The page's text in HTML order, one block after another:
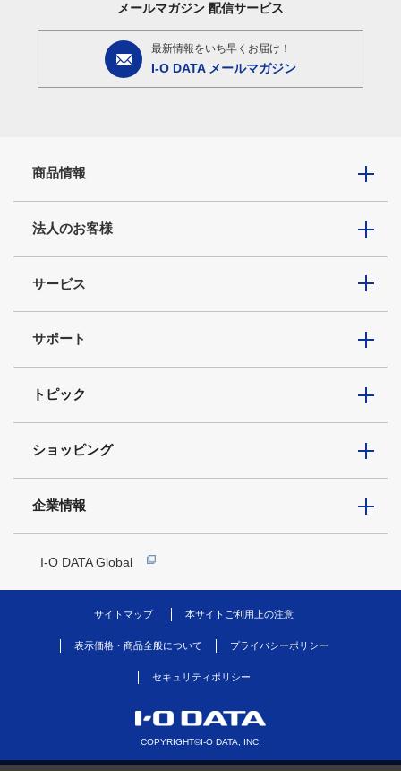
メールマガジン 配信サービス
最新情報をいち早くお届け！
I-O DATA メールマガジン
商品情報
法人のお客様
サービス
サポート
トピック
ショッピング
企業情報
I-O DATA Global
サイトマップ 本サイトご利用上の注意
表示価格・商品全般について プライバシーポリシー
セキュリティポリシー
COPYRIGHT©I-O DATA, INC.